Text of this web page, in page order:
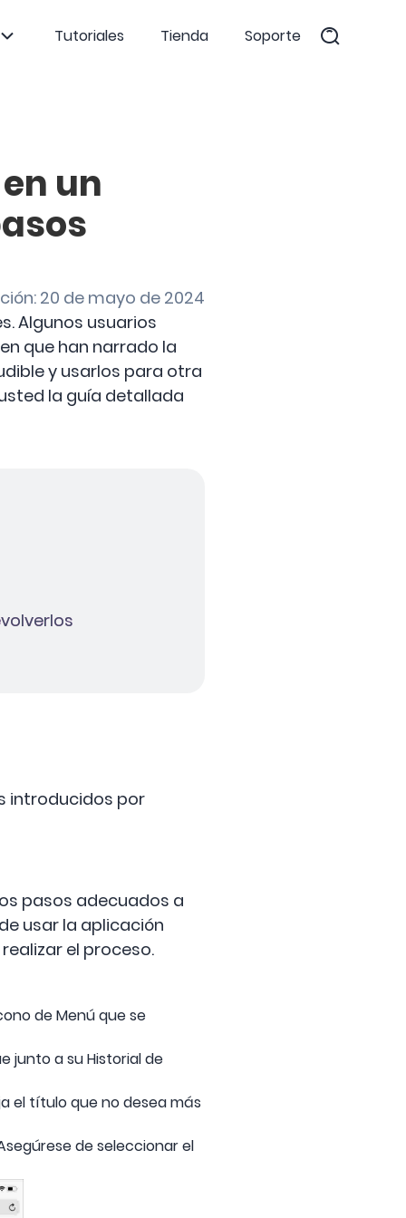
Tutoriales Tienda Soporte
un
20 de mayo de 2024
Algunos usuarios
que han narrado la
y usarlos para otra
la guía detallada
introducidos por
pasos adecuados a
usar la aplicación
el proceso.
de Menú que se
junto a su Historial de
el título que no desea más
de seleccionar el